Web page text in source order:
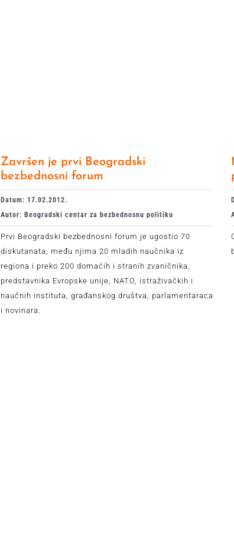
Završen je prvi Beogradski
bezbednosni forum
Datum: 17.02.2012.
Autor: Beogradski centar za bezbednosnu politiku
Prvi Beogradski bezbednosni forum je ugostio 70
diskutanata, među njima 20 mladih naučnika iz
regiona i preko 200 domaćih i stranih zvaničnika,
predstavnika Evropske unije, NATO, istraživačkih i
naučnih instituta, građanskog društva, parlamentaraca
i novinara.